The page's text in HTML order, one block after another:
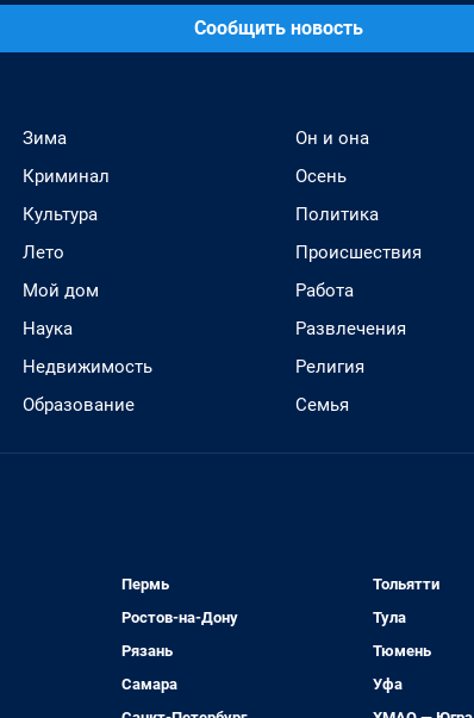
Сообщить новость
Зима
Криминал
Культура
Лето
Мой дом
Наука
Недвижимость
Образование
Он и она
Осень
Политика
Происшествия
Работа
Развлечения
Религия
Семья
Пермь
Ростов-на-Дону
Рязань
Самара
Тольятти
Тула
Тюмень
Уфа